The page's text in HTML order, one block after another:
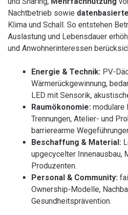
Nachtbetrieb sowie
Klima und Schall. So entstehen
Auslastung und Lebensdauer
und Anwohnerinteressen
Energie & Technik:PV-
Wärmerückgewinnung,
LED mit Sensorik,
Raumökonomie:modulare
Trennungen, Atelier- und
barrierearme
Beschaffung & Material:
upgecycelter Innenausbau,
Produzenten.
Personal & Community:
Ownership-Modelle,
Gesundheitsprävention.